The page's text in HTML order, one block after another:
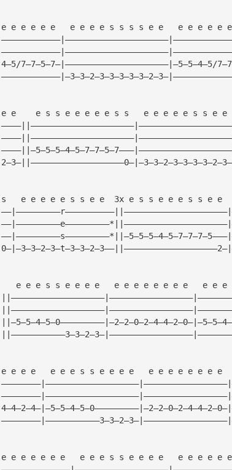
e e e e e e   e e e e s s s s e e   e e e e e
4—5/7—7—5—7—|—————————————————————|—5—5—4—5/
e e    e s s e e e e e s s   e e e e e s s e
s   e e e e e s s e e  3x e s s e e e s s e e
e e e s s e e e e   e e e e e e e e   e e e
e e e e   e e e s s e e e e   e e e e e e e e
e e e e e e e   e e e s s e e e e   e e e e e